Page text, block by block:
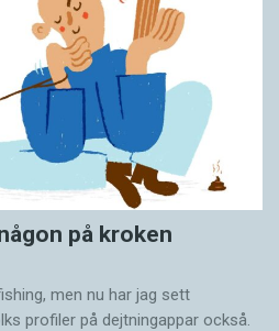
på kroken
men nu har jag sett
profiler på dejtningappar också.